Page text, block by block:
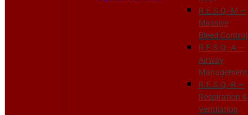
R.E.S.Q.-M —
Massive
Bleed Control
R.E.S.Q.-A —
Airway
Management
R.E.S.Q.-R —
Respiration &
Ventilation